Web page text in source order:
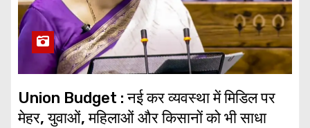
Union Budget : नई कर व्यवस्था में मिडिल पर
मेहर, युवाओं, महिलाओं और किसानों को भी साधा